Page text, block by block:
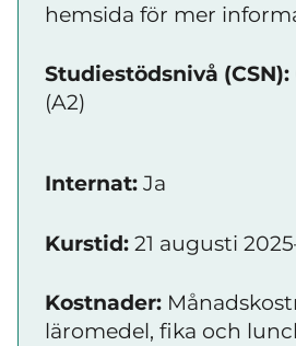
hemsida för mer
Studiestödsnivå (CSN):
(A2)
Internat: Ja
Kurstid: 21 augusti
Kostnader:
läromedel, fika och